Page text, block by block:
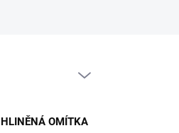
HLINĚNÁ OMÍTKA